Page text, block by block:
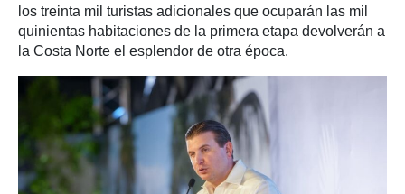
los treinta mil turistas adicionales que ocuparán las mil
quinientas habitaciones de la primera etapa devolverán a
la Costa Norte el esplendor de otra época.